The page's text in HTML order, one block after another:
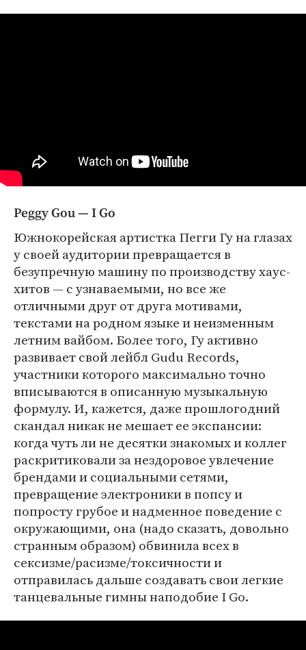
Peggy Gou — I Go
Южнокорейская артистка Пегги Гу на глазах
у своей аудитории превращается в
безупречную машину по производству хаус-
хитов — с узнаваемыми, но все же
отличными друг от друга мотивами,
текстами на родном языке и неизменным
летним вайбом. Более того, Гу активно
развивает свой лейбл Gudu Records,
участники которого максимально точно
вписываются в описанную музыкальную
формулу. И, кажется, даже прошлогодний
скандал никак не мешает ее экспансии:
когда чуть ли не десятки знакомых и коллег
раскритиковали за нездоровое увлечение
брендами и социальными сетями,
превращение электроники в попсу и
попросту грубое и надменное поведение с
окружающими, она (надо сказать, довольно
странным образом) обвинила всех в
сексизме/расизме/токсичности и
отправилась дальше создавать свои легкие
танцевальные гимны наподобие I Go.